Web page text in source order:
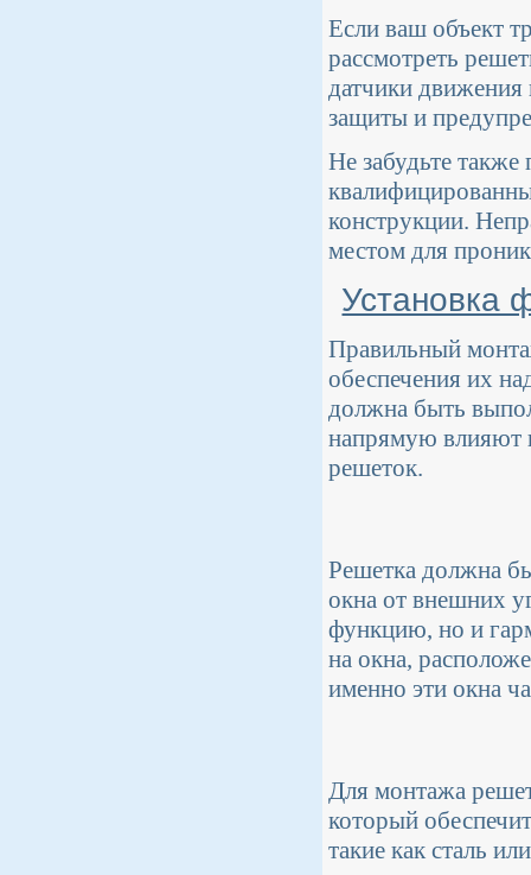
Если ваш объект
рассмотреть
датчики
защиты и
Не забудьте
конструкции.
местом для
Установка
Правильный
обеспечения их
должна быть
напрямую влияют
решеток.
Решетка должна
окна от внешних
функцию, но и
на окна,
именно эти окна
Для монтажа
который
такие как сталь